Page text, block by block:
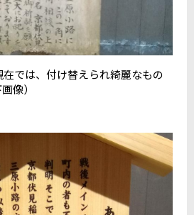
では、付け替えられ綺麗なもの
像）